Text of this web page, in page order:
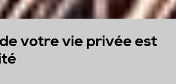
votre vie privée est